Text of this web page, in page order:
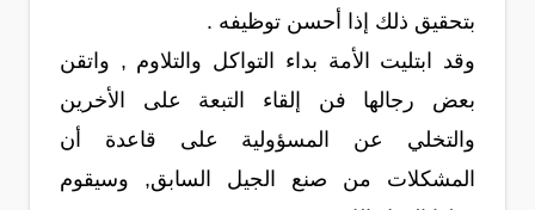
بتحقيق ذلك إذا أحسن توظيفه .
وقد ابتليت الأمة بداء التواكل والتلاوم , واتقن
بعض رجالها فن إلقاء التبعة على الأخرين
والتخلي عن المسؤولية على قاعدة أن
المشكلات من صنع الجيل السابق, وسيقوم